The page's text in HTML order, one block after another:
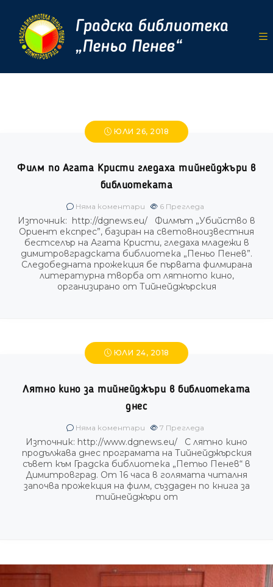
ЮЛИ 26, 2018
Филм по Агата Кристи гледаха тийнейджъри в
библиотеката
Няма коментари 6 Прегледа
Източник: http://dgnews.eu/ Филмът „Убийство в
Ориент експрес”, базиран на световноизвестния
бестселър на Агата Кристи, гледаха младежи в
димитровградската библиотека „Пеньо Пенев”.
Следобедната прожекция бе първата филмирана
литературна творба от лятното кино,
организирано от Тийнейджърския
ЮЛИ 24, 2018
Лятно кино за тийнейджъри в библиотеката
днес
Няма коментари 7 Прегледа
Източник: http://www.dgnews.eu/ С лятно кино
продължава днес програмата на Тийнейджърския
съвет към Градска библиотека „Петьо Пенев“ в
Димитровград. От 16 часа в голямата читалня
започва прожекция на филм, създаден по книга за
тийнейджъри от